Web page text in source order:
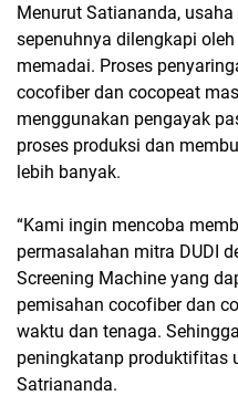
Menurut Satiananda,
sepenuhnya dilengkapi
memadai. Proses
cocofiber dan cocopeat
menggunakan pengayak
proses produksi dan
lebih banyak.
“Kami ingin mencoba
permasalahan mitra DUDI
Screening Machine yang
pemisahan cocofiber dan
waktu dan tenaga.
peningkatanp produktifitas
Satriananda.